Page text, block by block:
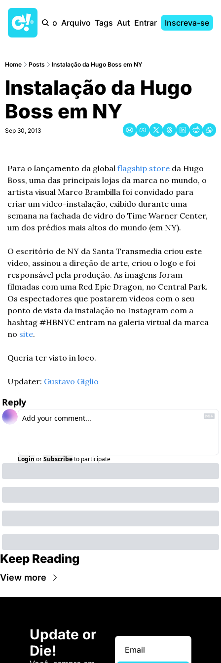
Início Arquivo Tags AutoresEntrar Inscreva-se
Home Posts Instalação da Hugo Boss em NY
Instalação da Hugo
Boss em NY
Sep 30, 2013
Para o lançamento da global flagship store da Hugo
Boss, uma das principais lojas da marca no mundo, o
artista visual Marco Brambilla foi convidado para
criar um vídeo-instalação, exibido durante uma
semana na fachada de vidro do Time Warner Center,
um dos prédios mais altos do mundo (em NY).
O escritório de NY da Santa Transmedia criou este
vídeo, assinou a direção de arte, criou o logo e foi
responsável pela produção. As imagens foram
filmadas com uma Red Epic Dragon, no Central Park.
Os espectadores que postarem vídeos com o seu
ponto de vista da instalação no Instagram com a
hashtag #HBNYC entram na galeria virtual da marca
no site.
Queria ter visto in loco.
Updater: Gustavo Giglio
Reply
Login orSubscribeto participate
Keep Reading
View more
Update or
Die!